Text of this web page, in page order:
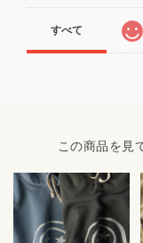
すべて
この商品を見